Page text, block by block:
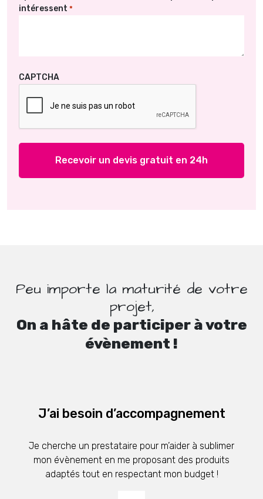
intéressent *
CAPTCHA
Peu importe la maturité de votre
projet,
On a hâte de participer à votre
évènement !
J’ai besoin d’accompagnement
Je cherche un prestataire pour m’aider à sublimer
mon évènement en me proposant des produits
adaptés tout en respectant mon budget !